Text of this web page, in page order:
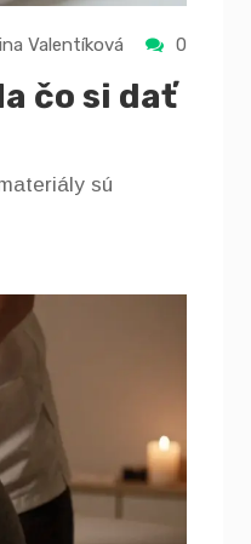
Valentíková 0
čo si dať
sú